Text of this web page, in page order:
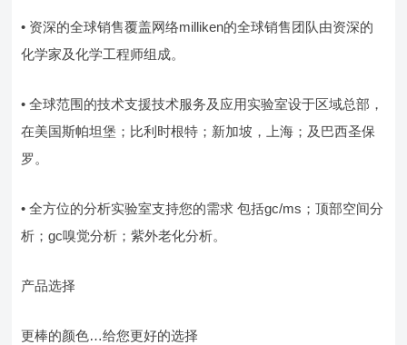
• 资深的全球销售覆盖网络milliken的全球销售团队由资深的
化学家及化学工程师组成。
• 全球范围的技术支援技术服务及应用实验室设于区域总部，
在美国斯帕坦堡；比利时根特；新加坡，上海；及巴西圣保
罗。
• 全方位的分析实验室支持您的需求 包括gc/ms；顶部空间分
析；gc嗅觉分析；紫外老化分析。
产品选择
更棒的颜色…给您更好的选择